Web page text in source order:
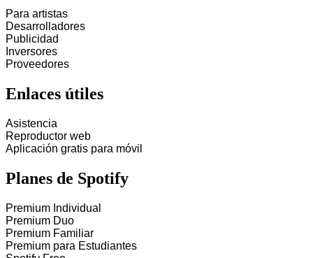
Para artistas
Desarrolladores
Publicidad
Inversores
Proveedores
Enlaces útiles
Asistencia
Reproductor web
Aplicación gratis para móvil
Planes de Spotify
Premium Individual
Premium Duo
Premium Familiar
Premium para Estudiantes